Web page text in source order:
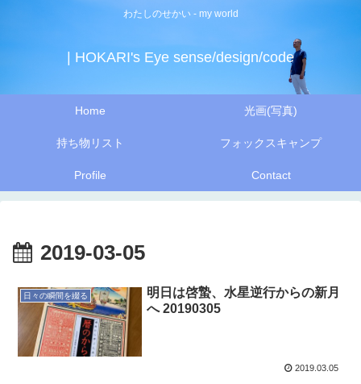
わたしのせかい - my world
| HOKARI's Eye sense/design/code
Home 光画(写真)
持ち物リスト フォックスキャンプ
Profile Contact
2019-03-05
日々の瞬間を綴る
明日は啓蟄、水星逆行からの新月
へ 20190305
2019.03.05